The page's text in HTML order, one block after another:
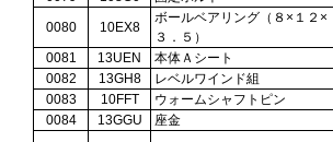
0080
10EX8
ボールベアリング（８×１２×
３．５）
0081
13UEN 本体Ａシート
0082
13GH8 レベルワインド組
0083
10FFT ウォームシャフトピン
0084
13GGU 座金